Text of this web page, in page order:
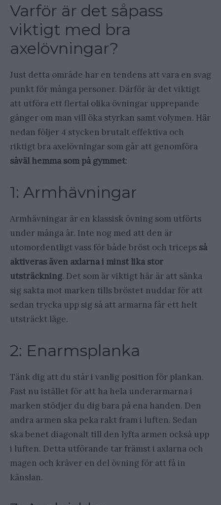
Varför är det såpass
viktigt med bra
axelövningar?
Just detta område har en tendens att vara en svag
punkt för många personer. Därför är det viktigt
att utföra ett flertal olika övningar upprepande
gånger om man vill öka styrkan samt volymen. Här
nedan följer 4 stycken brutalt effektiva och
riktigt bra axelövningar som går att genomföra
såväl hemma som på gymmet:
1: Armhävningar
Armhävningar är en klassisk övning som utförts
under många år. Inte nog med att den är
utomordentligt vass för både bröst och triceps så
aktiveras även axlarna i minst lika stor
utsträckning. Det som är viktigt här är att sänka
sig sakta mot marken tills bröstet nuddar för att
sedan trycka upp sig så att armarna får ett helt
utsträckt läge.
2: Enarmsplanka
Tänk dig att du står i vanlig position för plankan.
Fast nu istället för att ha hela underarmarna i
marken stödjer du dig bara på ena handen. Den
andra armen ska peka rakt fram i luften. Sedan
ska benet diagonalt till den lyfta armen också upp
i luften. Detta utförande tar främst i axlarna och
magen och kräver en del övning för att få in
känslan.